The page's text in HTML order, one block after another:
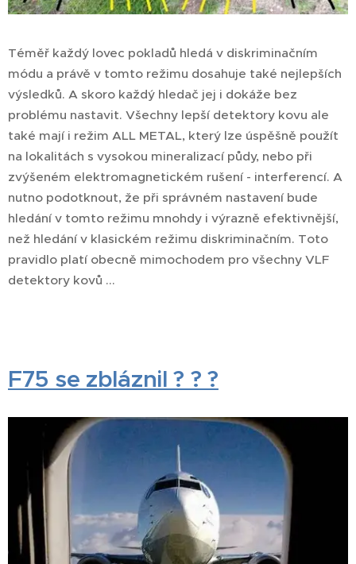
Téměř každý lovec pokladů hledá v diskriminačním
módu a právě v tomto režimu dosahuje také nejlepších
výsledků. A skoro každý hledač jej i dokáže bez
problému nastavit. Všechny lepší detektory kovu ale
také mají i režim ALL METAL, který lze úspěšně použít
na lokalitách s vysokou mineralizací půdy, nebo při
zvýšeném elektromagnetickém rušení - interferencí. A
nutno podotknout, že při správném nastavení bude
hledání v tomto režimu mnohdy i výrazně efektivnější,
než hledání v klasickém režimu diskriminačním. Toto
pravidlo platí obecně mimochodem pro všechny VLF
detektory kovů ...
F75 se zbláznil ? ? ?